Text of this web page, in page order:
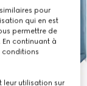
pour
qui en est
permettre de
continuant à
conditions
leur utilisation sur